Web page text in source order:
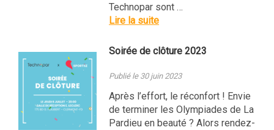
Technopar sont …
Lire la suite
Soirée de clôture 2023
Publié le 30 juin 2023
Après l’effort, le réconfort ! Envie
de terminer les Olympiades de La
Pardieu en beauté ? Alors rendez-